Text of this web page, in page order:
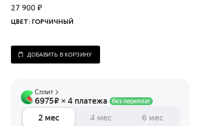
27 900 ₽
ЦВЕТ: ГОРЧИЧНЫЙ
ДОБАВИТЬ В КОРЗИНУ